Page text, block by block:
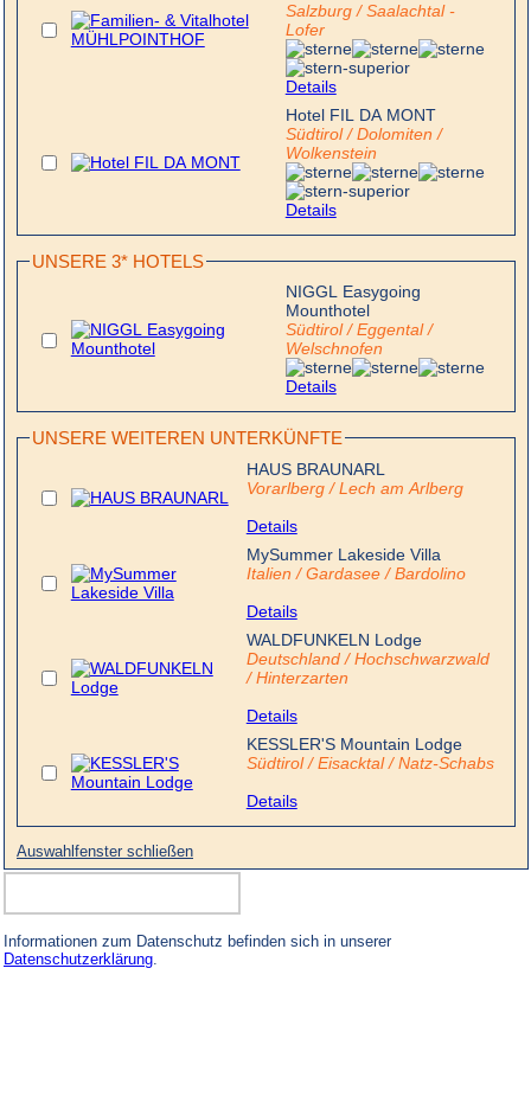
Salzburg / Saalachtal -
Lofer
Details
Hotel FIL DA MONT
Südtirol / Dolomiten /
Wolkenstein
Details
UNSERE 3* HOTELS
NIGGL Easygoing
Mounthotel
Südtirol / Eggental /
Welschnofen
Details
UNSERE WEITEREN UNTERKÜNFTE
HAUS BRAUNARL
Vorarlberg / Lech am Arlberg
Details
MySummer Lakeside Villa
Italien / Gardasee / Bardolino
Details
WALDFUNKELN Lodge
Deutschland / Hochschwarzwald
/ Hinterzarten
Details
KESSLER'S Mountain Lodge
Südtirol / Eisacktal / Natz-Schabs
Details
Auswahlfenster schließen
Informationen zum Datenschutz befinden sich in unserer
Datenschutzerklärung.